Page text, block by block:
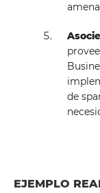
de
EJEMPLO